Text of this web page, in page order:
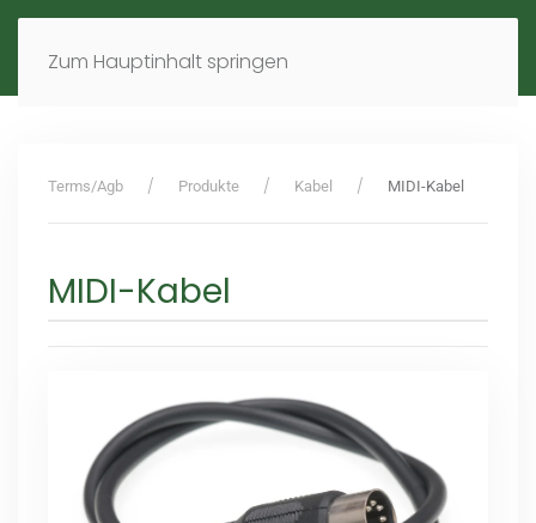
Zum Hauptinhalt springen
EN
Terms/Agb Produkte Kabel MIDI-Kabel
MIDI-Kabel